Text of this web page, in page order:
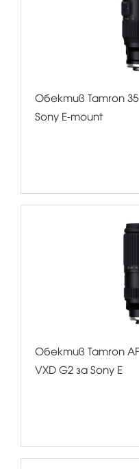
Обектив Tamron 35-
Sony E-mount
Обектив Tamron AF
VXD G2 за Sony E